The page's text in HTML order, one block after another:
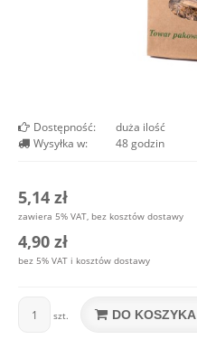
Dostępność:
duża ilość
Wysyłka w:
48 godzin
5,14 zł
zawiera 5% VAT, bez kosztów dostawy
4,90 zł
bez 5% VAT i kosztów dostawy
szt. DO KOSZYKA